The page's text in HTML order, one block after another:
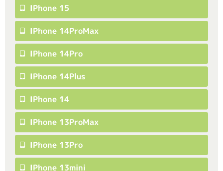
IPhone 15
IPhone 14ProMax
IPhone 14Pro
IPhone 14Plus
IPhone 14
IPhone 13ProMax
IPhone 13Pro
IPhone 13mini